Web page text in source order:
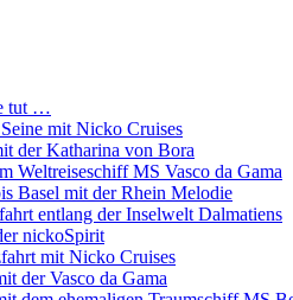
tut …
mit Nicko Cruises
der Katharina von Bora
Weltreiseschiff MS Vasco da Gama
Basel mit der Rhein Melodie
entlang der Inselwelt Dalmatiens
nickoSpirit
mit Nicko Cruises
der Vasco da Gama